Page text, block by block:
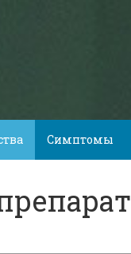
Симптомы